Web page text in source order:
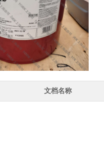
文档名称